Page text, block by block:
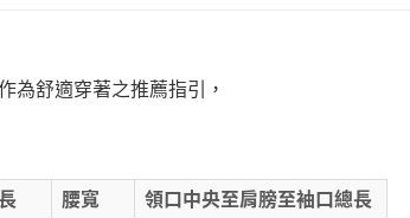
筆NT$150，滿NT$2,000(含以上)免運費
運費
為舒適穿著之推薦指引，
腰寬
領口中央至肩膀至袖口總長